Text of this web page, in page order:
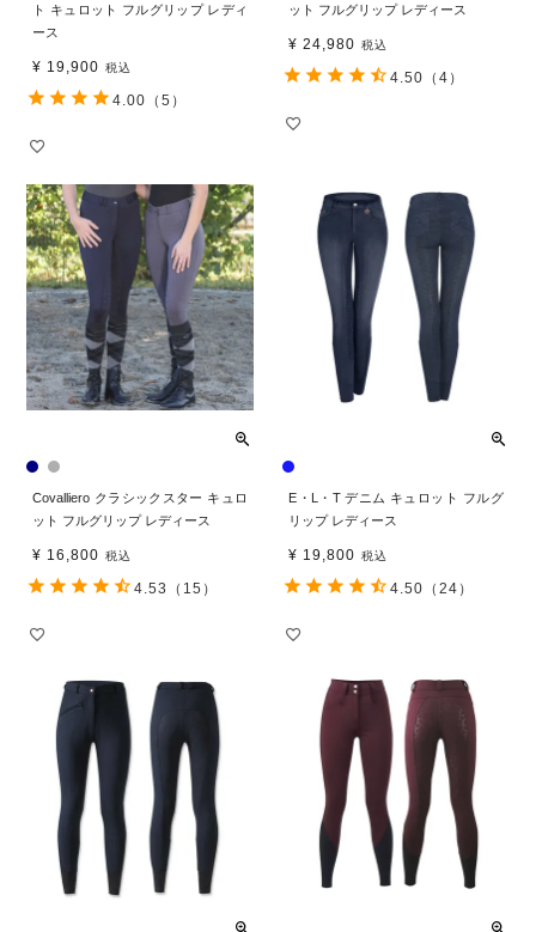
ト キュロット フルグリップ レディ
ース
¥ 19,900 税込
4.00 （5）
ット フルグリップ レディース
¥ 24,980 税込
4.50 （4）
Covalliero クラシックスター キュロ
ット フルグリップ レディース
¥ 16,800 税込
4.53 （15）
E・L・T デニム キュロット フルグ
リップ レディース
¥ 19,800 税込
4.50 （24）